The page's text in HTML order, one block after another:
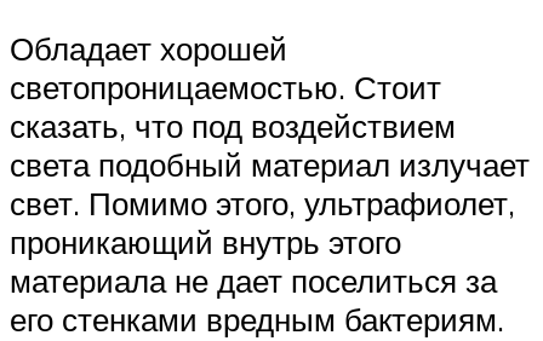
Обладает хорошей
светопроницаемостью. Стоит
сказать, что под воздействием
света подобный материал излучает
свет. Помимо этого, ультрафиолет,
проникающий внутрь этого
материала не дает поселиться за
его стенками вредным бактериям.